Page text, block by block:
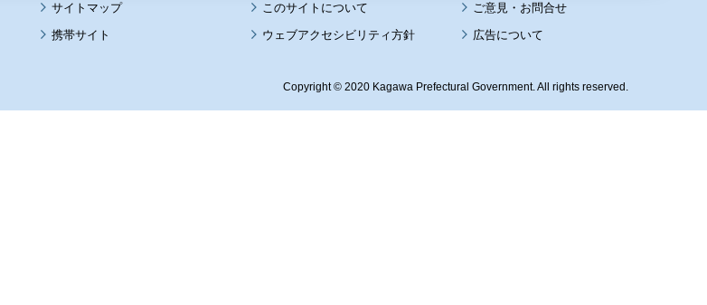
サイトマップ
このサイトについて
携帯サイト
ウェブアクセシビリティ方針 広告について
Copyright © 2020 Kagawa Prefectural Government. All rights reserved.